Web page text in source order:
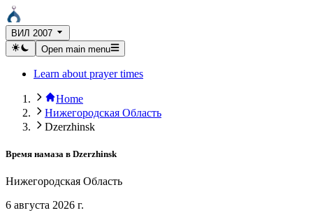
ВИЛ 2007
Open main menu
Learn about prayer times
Home
Нижегородская Область
Dzerzhinsk
Время намаза в Dzerzhinsk
Нижегородская Область
6 августа 2026 г.